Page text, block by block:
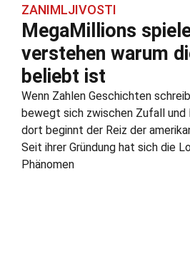
ZANIMLJIVOSTI
MegaMillions
verstehen warum
beliebt ist
Wenn Zahlen Geschichten
bewegt sich zwischen Zufall und
dort beginnt der Reiz der
Seit ihrer Gründung hat sich die
Phänomen